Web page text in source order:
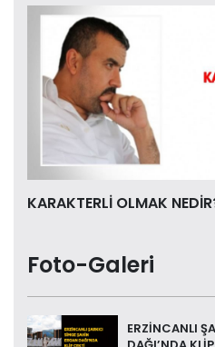
KARAKTERLİ OLMAK
Foto-Galeri
ERZİNCANLI